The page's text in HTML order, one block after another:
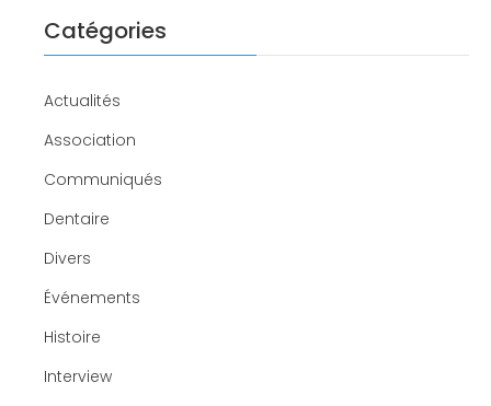
Catégories
Actualités
Association
Communiqués
Dentaire
Divers
Événements
Histoire
Interview